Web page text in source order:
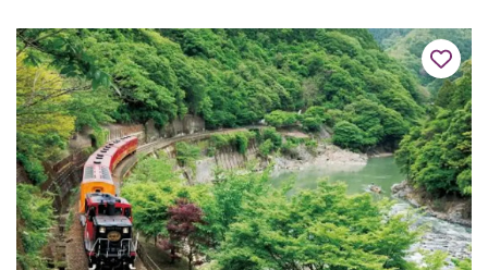
ついては次の...